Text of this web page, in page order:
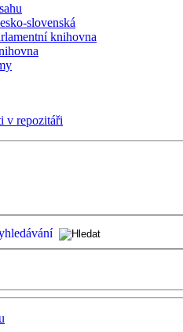
slovenská
knihovna
v repozitáři